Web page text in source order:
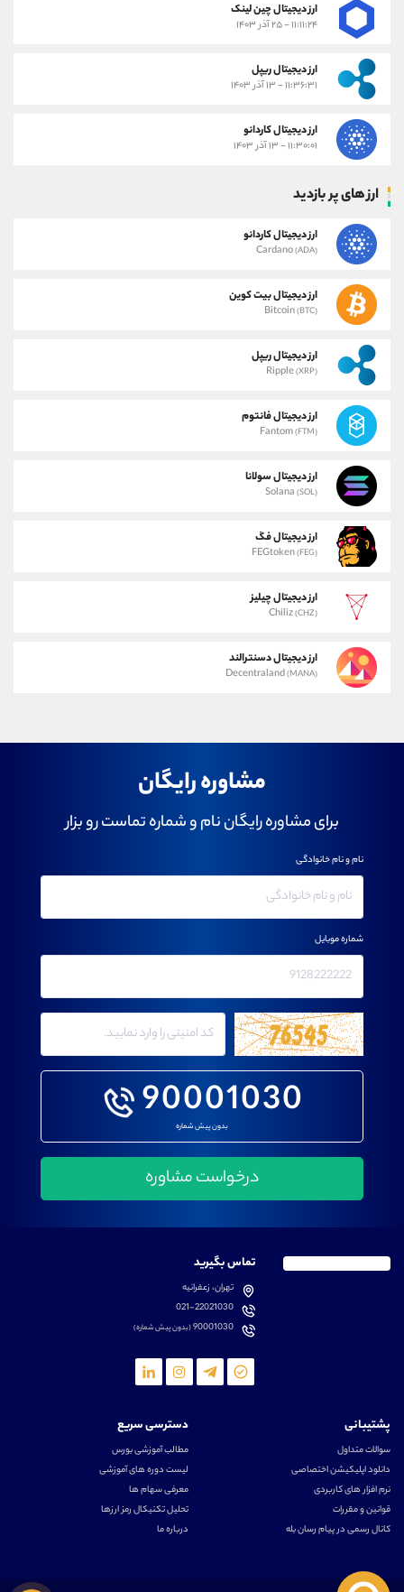
ارز دیجیتال چین لینک
۱۱:۱۱:۲۴ - ۲۵ آذر ۱۴۰۳
ارز دیجیتال ریپل
۱۱:۳۶:۳۱ - ۱۳ آذر ۱۴۰۳
ارز دیجیتال کاردانو
۱۱:۳۰:۰۱ - ۱۳ آذر ۱۴۰۳
ارز های پر بازدید
ارز دیجیتال کاردانو
Cardano(ADA)
ارز دیجیتال بیت کوین
Bitcoin(BTC)
ارز دیجیتال ریپل
Ripple(XRP)
ارز دیجیتال فانتوم
Fantom(FTM)
ارز دیجیتال سولانا
Solana (SOL)
ارز دیجیتال فگ
FEGtoken(FEG)
ارز دیجیتال چیلیز
Chiliz(CHZ)
ارز دیجیتال دسنترالند
Decentraland(MANA)
مشاوره رایگان
برای مشاوره رایگان نام و شماره تماست رو بزار
90001030
بدون پیش شماره
نام و نام خانوادگی
شماره موبایل
تماس بگیرید
تهران، زعفرانیه
021-22021030
90001030(بدون پیش شماره)
پشتیبانی
سوالات متداول
دانلود اپلیکیشن اختصاصی
نرم افزار های کاربردی
قوانین و مقررات
کانال رسمی در پیام رسان بله
دسترسی سریع
مطالب آموزشی بورس
لیست دوره های آموزشی
معرفی سهام ها
تحلیل تکنیکال رمز ارزها
درباره ما